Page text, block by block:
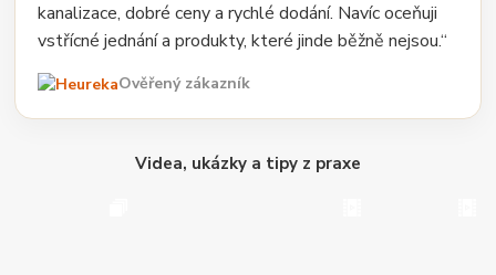
kanalizace, dobré ceny a rychlé dodání. Navíc oceňuji
vstřícné jednání a produkty, které jinde běžně nejsou.“
Ověřený zákazník
Videa, ukázky a tipy z praxe